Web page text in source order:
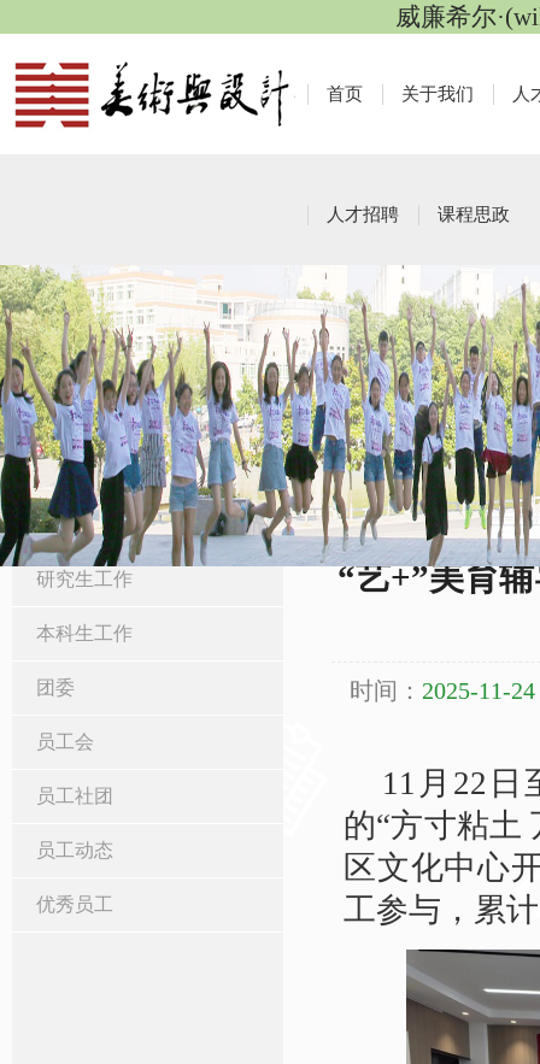
威廉希尔
首页 关于我们 人
人才招聘 课程思政
栏目导航
研究生工作
本科生工作
团委
员工会
员工社团
员工动态
优秀员工
本科生工作
“艺+”美育
时间： 2025-11-
11月22日
的“方寸粘土
区文化中心
工参与，累